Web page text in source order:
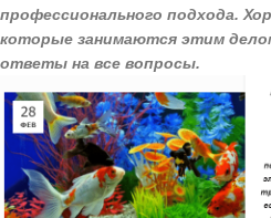
профессионального подхода.
которые занимаются этим
ответы на все вопросы.